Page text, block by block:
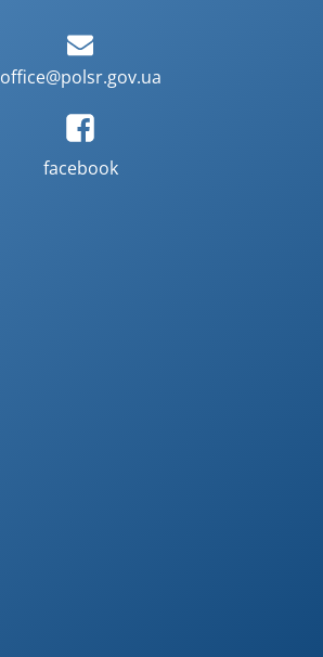
office@polsr.gov.ua
facebook